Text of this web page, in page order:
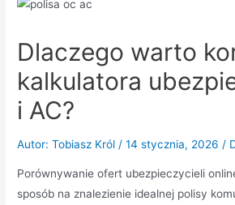
Dlaczego warto
kalkulatora
i AC?
Autor: Tobiasz Król /14 stycznia, 2026 /
Porównywanie ofert ubezpieczycieli
sposób na znalezienie idealnej polisy